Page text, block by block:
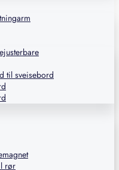
til sveisebord
rør